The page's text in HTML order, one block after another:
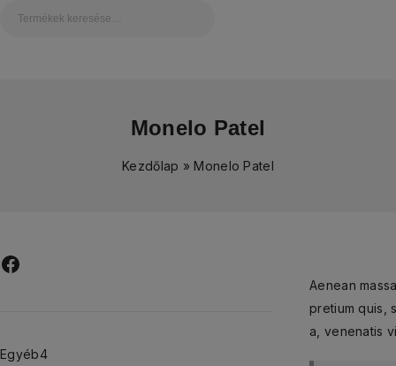
Monelo Patel
Kezdőlap » Monelo Patel
Aenean
pretium quis,
a, venenatis
Egyéb4